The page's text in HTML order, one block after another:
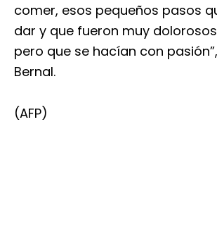
comer, esos pequeños pasos
dar y que fueron muy
pero que se hacían con
Bernal.
(AFP)